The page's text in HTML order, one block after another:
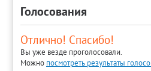
Голосования
Отлично! Спасибо!
Вы уже везде проголосовали.
Можно посмотреть результаты